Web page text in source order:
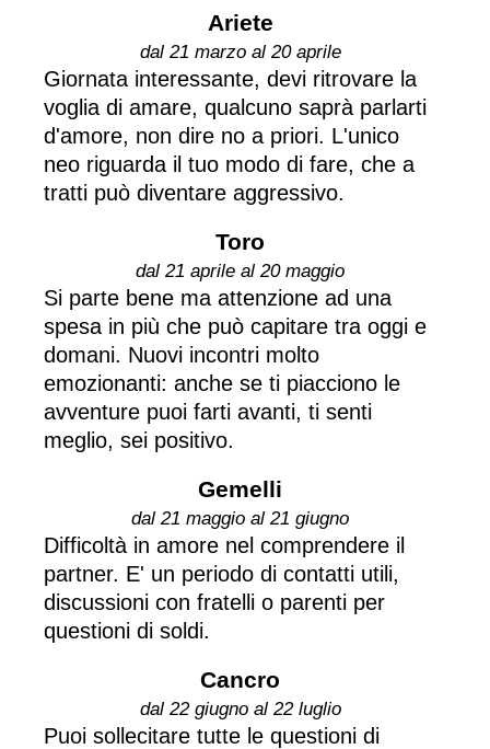
Ariete
dal 21 marzo al 20 aprile
Giornata interessante, devi ritrovare la
voglia di amare, qualcuno saprà parlarti
d'amore, non dire no a priori. L'unico
neo riguarda il tuo modo di fare, che a
tratti può diventare aggressivo.
Toro
dal 21 aprile al 20 maggio
Si parte bene ma attenzione ad una
spesa in più che può capitare tra oggi e
domani. Nuovi incontri molto
emozionanti: anche se ti piacciono le
avventure puoi farti avanti, ti senti
meglio, sei positivo.
Gemelli
dal 21 maggio al 21 giugno
Difficoltà in amore nel comprendere il
partner. E' un periodo di contatti utili,
discussioni con fratelli o parenti per
questioni di soldi.
Cancro
dal 22 giugno al 22 luglio
Puoi sollecitare tutte le questioni di